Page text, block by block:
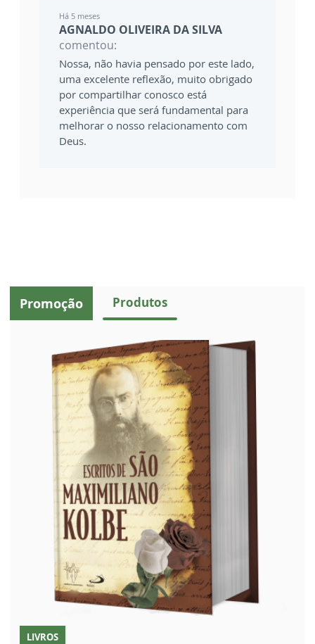
Há 5 meses
AGNALDO OLIVEIRA DA SILVA
comentou:
Nossa, não havia pensado por este lado,
uma excelente reflexão, muito obrigado
por compartilhar conosco está
experiência que será fundamental para
melhorar o nosso relacionamento com
Deus.
Promoção Produtos
LIVROS